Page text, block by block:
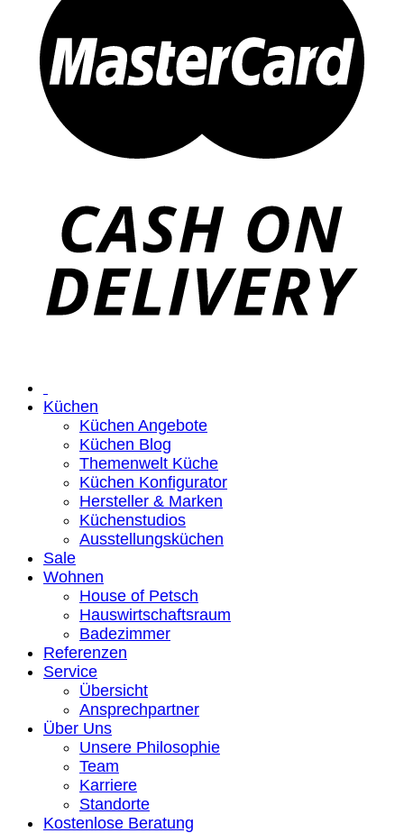
Küchen
Küchen Angebote
Küchen Blog
Themenwelt Küche
Küchen Konfigurator
Hersteller & Marken
Küchenstudios
Ausstellungsküchen
Sale
Wohnen
House of Petsch
Hauswirtschaftsraum
Badezimmer
Referenzen
Service
Übersicht
Ansprechpartner
Über Uns
Unsere Philosophie
Team
Karriere
Standorte
Kostenlose Beratung